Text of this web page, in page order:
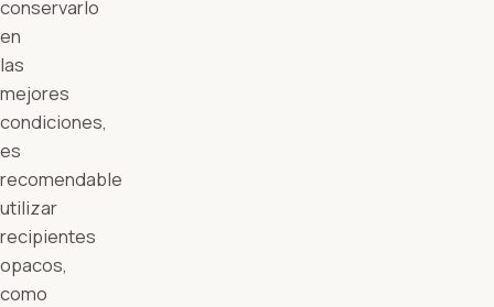
conservarlo
en
las
mejores
condiciones,
es
recomendable
utilizar
recipientes
opacos,
como